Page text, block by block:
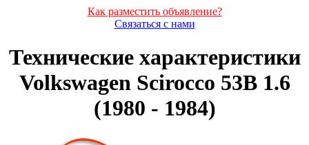
Как разместить объявление?
Связаться с нами
Технические характеристики
Volkswagen Scirocco 53B 1.6
(1980 - 1984)